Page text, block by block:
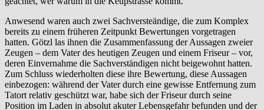
Anwesend waren auch zwei Sachversteändige, die zum Komplex
bereits zu einem früheren Zeitpunkt Bewertungen vorgetragen
hatten. Götzl las ihnen die Zusammenfassung der Aussagen zweier
Zeugen – dem Vater des heutigen Zeugen und einem Friseur – vor,
deren Einvernahme die Sachverständigen nicht beigewohnt hatten.
Zum Schluss wiederholten diese ihre Bewertung, diese Aussagen
einbezogen: während der Vater durch eine gewisse Entfernung zum
Tatort relativ geschützt war, habe sich der Friseur durch seine
Position im Laden in absolut akuter Lebensgefahr befunden und der